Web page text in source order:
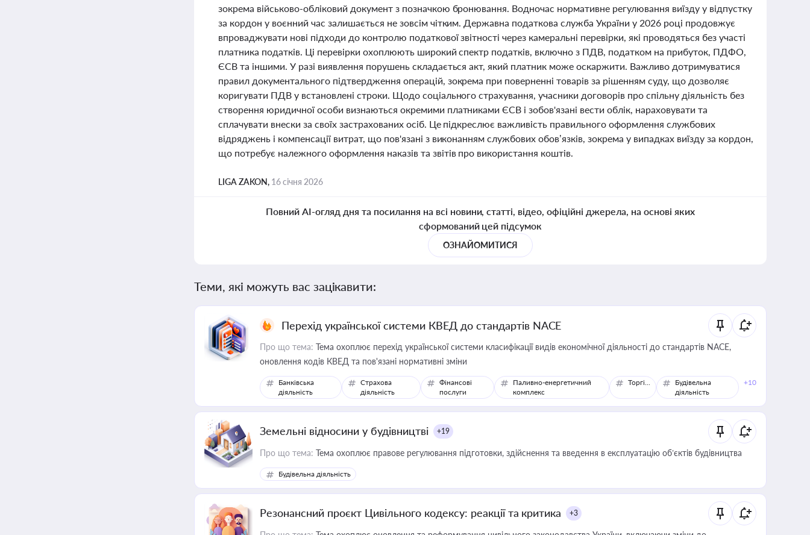
зокрема військово-обліковий документ з позначкою бронювання. Водночас нормативне регулювання виїзду у відпустку
за кордон у воєнний час залишається не зовсім чітким. Державна податкова служба України у 2026 році продовжує
впроваджувати нові підходи до контролю податкової звітності через камеральні перевірки, які проводяться без участі
платника податків. Ці перевірки охоплюють широкий спектр податків, включно з ПДВ, податком на прибуток, ПДФО,
ЄСВ та іншими. У разі виявлення порушень складається акт, який платник може оскаржити. Важливо дотримуватися
правил документального підтвердження операцій, зокрема при поверненні товарів за рішенням суду, що дозволяє
коригувати ПДВ у встановлені строки. Щодо соціального страхування, учасники договорів про спільну діяльність без
створення юридичної особи визнаються окремими платниками ЄСВ і зобов'язані вести облік, нараховувати та
сплачувати внески за своїх застрахованих осіб. Це підкреслює важливість правильного оформлення службових
відряджень і компенсації витрат, що пов'язані з виконанням службових обов’язків, зокрема у випадках виїзду за кордон,
що потребує належного оформлення наказів та звітів про використання коштів.
LIGA ZAKON, 16 січня 2026
Повний AI-огляд дня та посилання на всі новини, статті, відео, офіційні джерела, на основі яких
сформований цей підсумок
ОЗНАЙОМИТИСЯ
Теми, які можуть вас зацікавити:
Перехід української системи КВЕД до стандартів NACE
Про що тема: Тема охоплює перехід української системи класифікації видів економічної діяльності до стандартів NACE,
оновлення кодів КВЕД та пов'язані нормативні зміни
Банківська
діяльність
Страхова
діяльність
Фінансові
послуги
Паливно-енергетичний
комплекс
Торгівля
Будівельна
діяльність
+10
Земельні відносини у будівництві +19
Про що тема: Тема охоплює правове регулювання підготовки, здійснення та введення в експлуатацію об’єктів будівництва
Будівельна діяльність
Резонансний проєкт Цивільного кодексу: реакції та критика +3